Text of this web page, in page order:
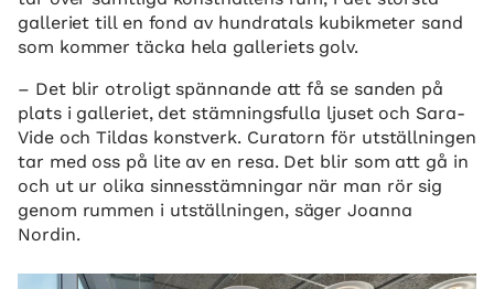
galleriet till en fond av hundratals kubikmeter sand
som kommer täcka hela galleriets golv.
– Det blir otroligt spännande att få se sanden på
plats i galleriet, det stämningsfulla ljuset och Sara-
Vide och Tildas konstverk. Curatorn för utställningen
tar med oss på lite av en resa. Det blir som att gå in
och ut ur olika sinnesstämningar när man rör sig
genom rummen i utställningen, säger Joanna
Nordin.